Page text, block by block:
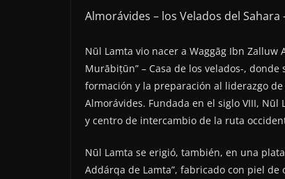
Almorávides – los Velados del
Nūl Lamta vio nacer a Waggāg Ibn
Murābiṭūn” – Casa de los velados-, donde
formación y la preparación al liderazgo
Almorávides. Fundada en el siglo VIII,
y centro de intercambio de la ruta
Nūl Lamta se erigió, también, en una
Addárqa de Lamta”, fabricado con piel de